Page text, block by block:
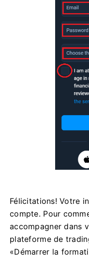
Félicitations! Votre
compte. Pour
accompagner dans
plateforme de
«Démarrer la